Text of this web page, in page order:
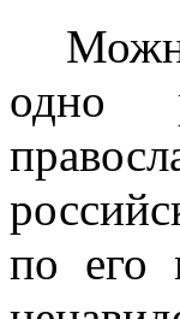
одно
по его